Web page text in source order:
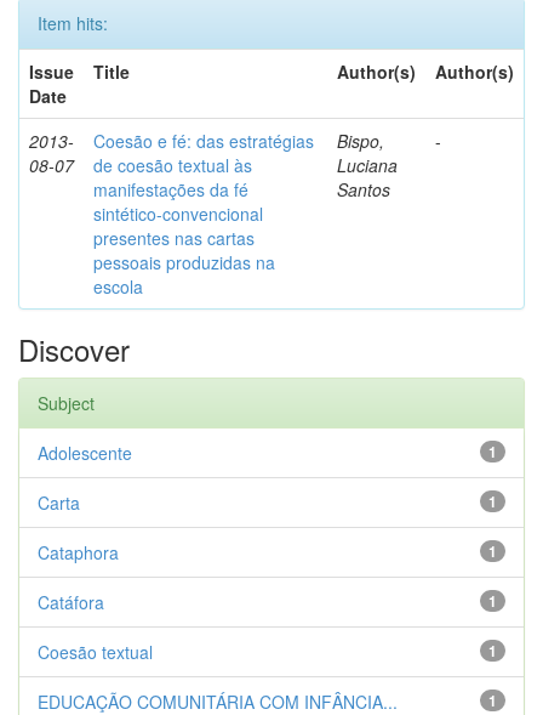
Item hits:
Issue
Date
Title Author(s) Author(s)
2013-
08-07
Coesão e fé: das estratégias
de coesão textual às
manifestações da fé
sintético-convencional
presentes nas cartas
pessoais produzidas na
escola
Bispo,
Luciana
Santos
-
Discover
Subject
1
Adolescente
1
Carta
1
Cataphora
1
Catáfora
1
Coesão textual
1
EDUCAÇÃO COMUNITÁRIA COM INFÂNCIA...